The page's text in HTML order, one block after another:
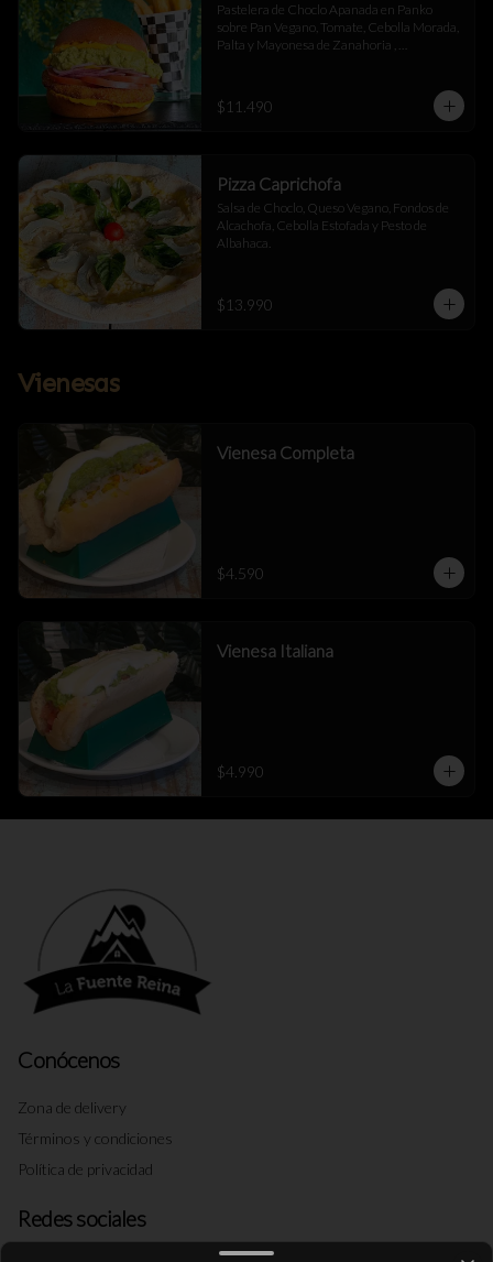
Pastelera de Choclo Apanada en Panko
sobre Pan Vegano, Tomate, Cebolla Morada,
Palta y Mayonesa de Zanahoria ,
$11.490
Pizza Caprichofa
Salsa de Choclo, Queso Vegano, Fondos de
Alcachofa, Cebolla Estofada y Pesto de
Albahaca.
$13.990
Vienesas
Vienesa Completa
$4.590
Vienesa Italiana
$4.990
Conócenos
Zona de delivery
Términos y condiciones
Política de privacidad
Redes sociales